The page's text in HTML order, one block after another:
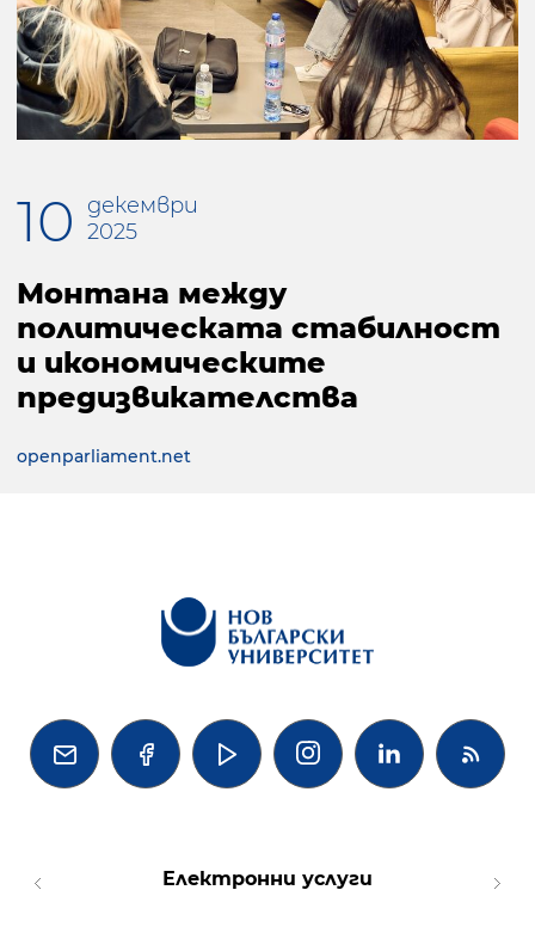
10
декември
2025
Монтана между
политическата стабилност
и икономическите
предизвикателства
openparliament.net
   
Електронни услуги